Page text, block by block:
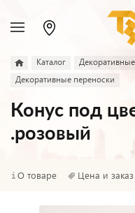
Каталог
Декоративные переноски
Конус под
.розовый
О товаре Цена и заказ